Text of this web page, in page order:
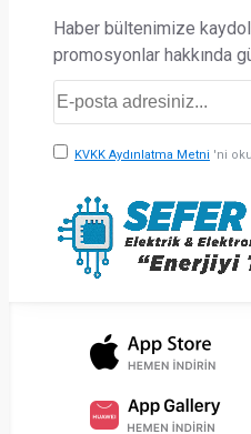
Haber bültenimize
promosyonlar hakkında
KVKK Aydınlatma Metni 'ni